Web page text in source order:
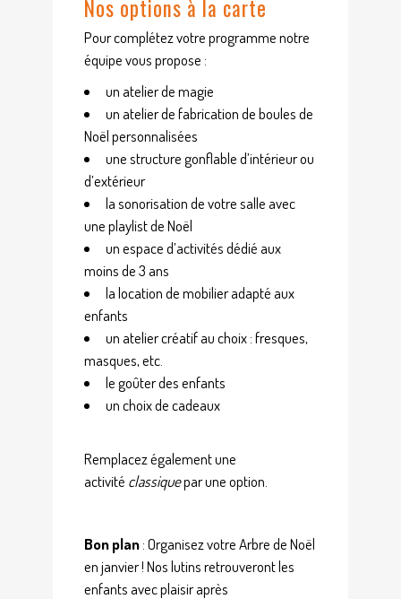
Nos options à la carte
Pour complétez votre programme notre
équipe vous propose :
un atelier de magie
un atelier de fabrication de boules de
Noël personnalisées
une structure gonflable d’intérieur ou
d’extérieur
la sonorisation de votre salle avec
une playlist de Noël
un espace d’activités dédié aux
moins de 3 ans
la location de mobilier adapté aux
enfants
un atelier créatif au choix : fresques,
masques, etc.
le goûter des enfants
un choix de cadeaux
Remplacez également une
activité classiquepar une option.
Bon plan: Organisez votre Arbre de Noël
en janvier ! Nos lutins retrouveront les
enfants avec plaisir après